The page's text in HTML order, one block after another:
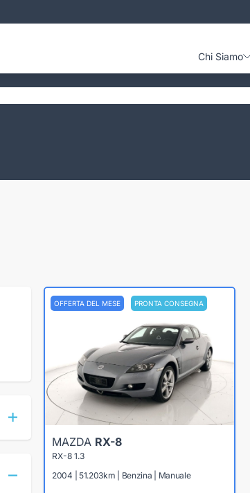
Chi Siamo
OFFERTA DEL MESE PRONTA CONSEGNA
MAZDA RX-8
RX-8 1.3
2004 | 51.203km | Benzina | Manuale